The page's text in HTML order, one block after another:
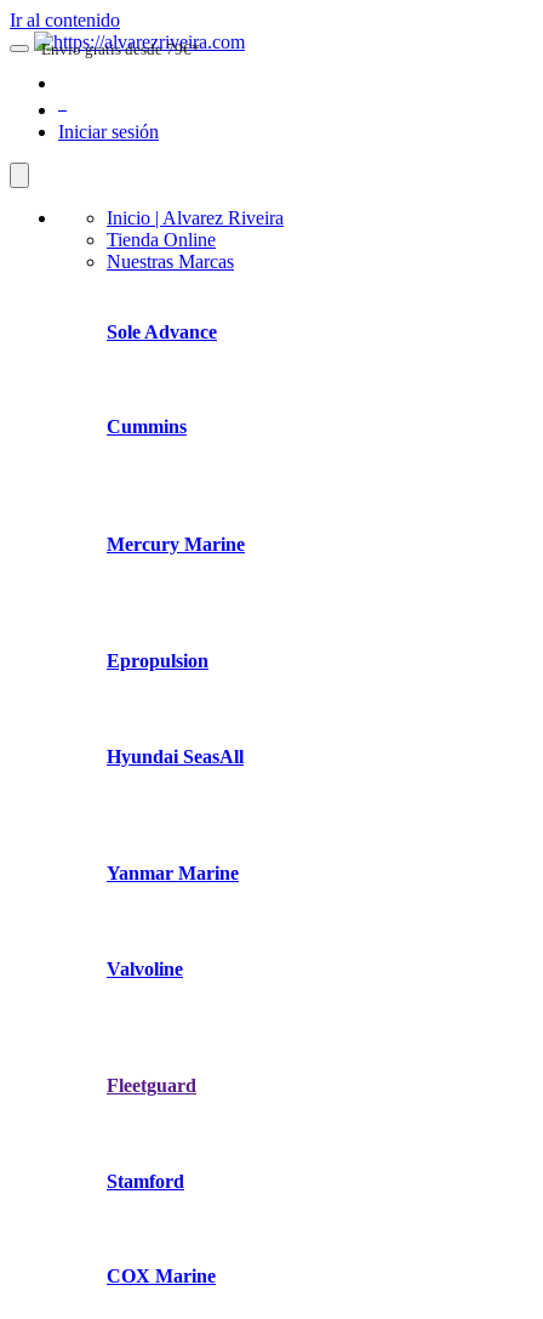
Ir al contenido
Iniciar sesión
Inicio | Alvarez Riveira
Tienda Online
Nuestras Marcas
Sole Advance
Cummins
Mercury Marine
Epropulsion
Hyundai SeasAll
Yanmar Marine
Valvoline
Fleetguard
Stamford
COX Marine
Envio gratis desde 79€*